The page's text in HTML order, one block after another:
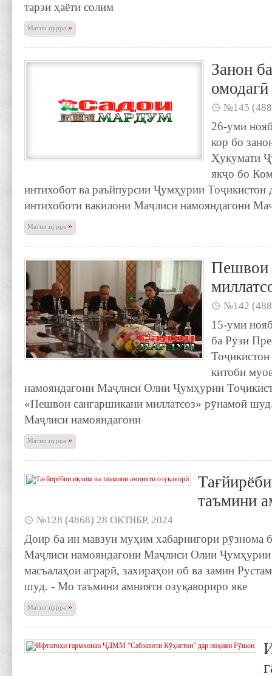
тарзи ҳаёти солим
Матни пурра»
Занон
№145
26-уми
кор бо
Ҳукумати
якҷо бо
интихобот ва раъйпурсии Ҷумҳурии Тоҷикистон
интихоботи вакилони Маҷлиси намояндагони
Матни пурра»
Пешвои
№142
15-уми
ба Рӯзи
китоби
намояндагони Маҷлиси Олии Ҷумҳурии
«Пешвои сангаршикани миллатсоз» рӯнамоӣ
Маҷлиси намояндагони
Матни пурра»
таъмини
№128 (4868) 28 ОКТЯБР, 2024
Доир ба ин мавзуи муҳим хабарнигори рӯзнома
Маҷлиси намояндагони Маҷлиси Олии Ҷумҳурии
масъалаҳои аграрӣ, захираҳои об ва замин
шуд. - Мо таъмини амнияти озуқавориро яке
Матни пурра»